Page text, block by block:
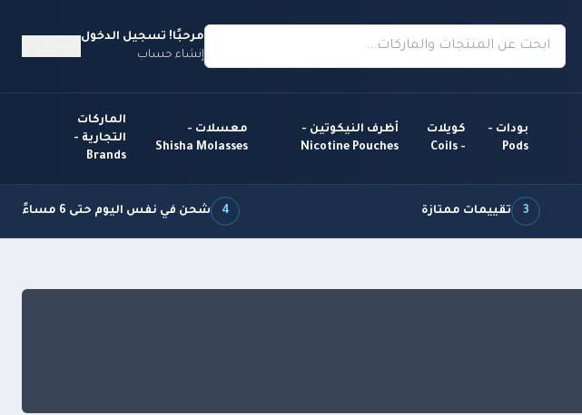
مرحبًا! تسجيل الدخول
إنشاء حساب
بودات -
Pods
كويلات
- Coils
أظرف النيكوتين -
Nicotine Pouches
معسلات -
Shisha Molasses
الماركات
التجارية -
Brands
3 تقييمات ممتازة 4 شحن في نفس اليوم حتى 6 مساءً